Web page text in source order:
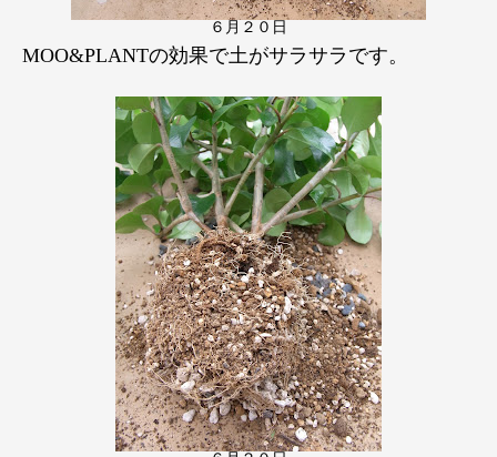
６月２０日
MOO&PLANTの効果で土がサラサラです。